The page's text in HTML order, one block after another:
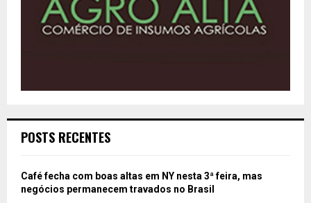
POSTS RECENTES
Café fecha com boas altas em NY nesta 3ª feira, mas
negócios permanecem travados no Brasil